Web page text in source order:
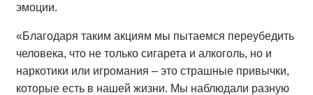
эмоции.
«Благодаря таким акциям мы пытаемся переубедить
человека, что не только сигарета и алкоголь, но и
наркотики или игромания – это страшные привычки,
которые есть в нашей жизни. Мы наблюдали разную